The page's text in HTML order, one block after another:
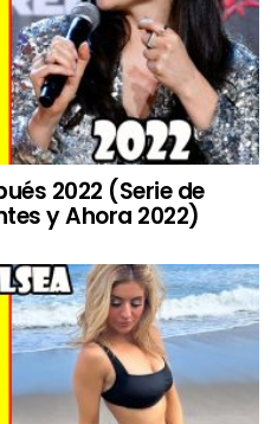
2022 (Serie de
y Ahora 2022)